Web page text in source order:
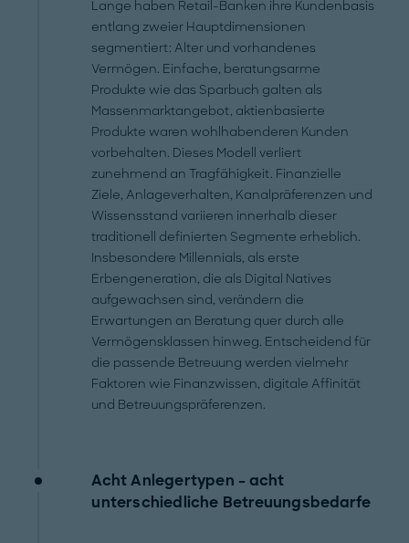
Lange haben Retail-Banken ihre Kundenbasis
entlang zweier Hauptdimensionen
segmentiert: Alter und vorhandenes
Vermögen. Einfache, beratungsarme
Produkte wie das Sparbuch galten als
Massenmarktangebot, aktienbasierte
Produkte waren wohlhabenderen Kunden
vorbehalten. Dieses Modell verliert
zunehmend an Tragfähigkeit. Finanzielle
Ziele, Anlageverhalten, Kanalpräferenzen und
Wissensstand variieren innerhalb dieser
traditionell definierten Segmente erheblich.
Insbesondere Millennials, als erste
Erbengeneration, die als Digital Natives
aufgewachsen sind, verändern die
Erwartungen an Beratung quer durch alle
Vermögensklassen hinweg. Entscheidend für
die passende Betreuung werden vielmehr
Faktoren wie Finanzwissen, digitale Affinität
und Betreuungspräferenzen.
Acht Anlegertypen – acht
unterschiedliche Betreuungsbedarfe